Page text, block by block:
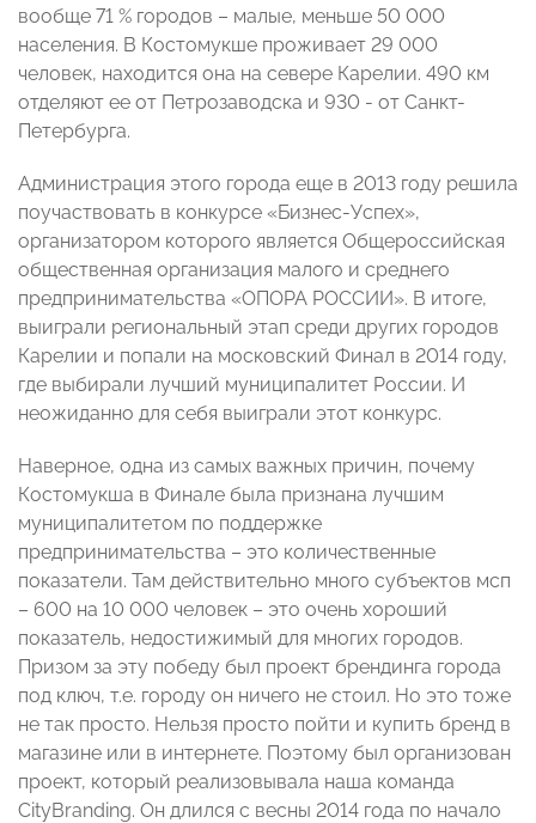
вообще 71 % городов – малые, меньше 50 000
населения. В Костомукше проживает 29 000
человек, находится она на севере Карелии. 490 км
отделяют ее от Петрозаводска и 930 - от Санкт-
Петербурга.
Администрация этого города еще в 2013 году решила
поучаствовать в конкурсе «Бизнес-Успех»,
организатором которого является Общероссийская
общественная организация малого и среднего
предпринимательства «ОПОРА РОССИИ». В итоге,
выиграли региональный этап среди других городов
Карелии и попали на московский Финал в 2014 году,
где выбирали лучший муниципалитет России. И
неожиданно для себя выиграли этот конкурс.
Наверное, одна из самых важных причин, почему
Костомукша в Финале была признана лучшим
муниципалитетом по поддержке
предпринимательства – это количественные
показатели. Там действительно много субъектов мсп
– 600 на 10 000 человек – это очень хороший
показатель, недостижимый для многих городов.
Призом за эту победу был проект брендинга города
под ключ, т.е. городу он ничего не стоил. Но это тоже
не так просто. Нельзя просто пойти и купить бренд в
магазине или в интернете. Поэтому был организован
проект, который реализовывала наша команда
CityBranding. Он длился с весны 2014 года по начало